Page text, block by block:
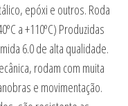
epóxi e outros. Roda
a +110ºC) Produzidas
6.0 de alta qualidade.
rodam com muita
e movimentação.